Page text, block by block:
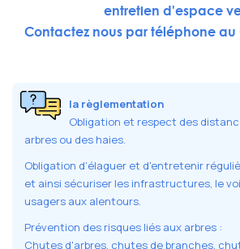
entretien d'espace
Contactez nous par téléphone
la règlementation
Obligation et respect des
arbres ou des haies.
Obligation d'élaguer et d'entretenir
et ainsi sécuriser les infrastructures, le
usagers aux alentours.
Prévention des risques liés aux arbres :
Chutes d'arbres, chutes de branches,